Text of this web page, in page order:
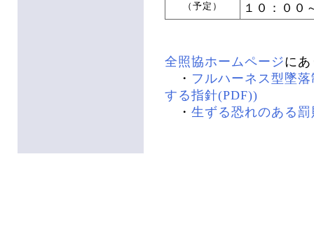
（予定）
１０：０
全照協ホームページに
・ フルハーネス型墜
する指針(PDF))
・ 生ずる恐れのある